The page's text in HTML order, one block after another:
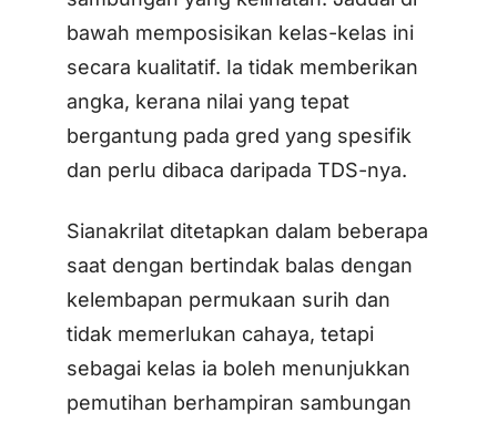
bawah memposisikan kelas-kelas ini
secara kualitatif. Ia tidak memberikan
angka, kerana nilai yang tepat
bergantung pada gred yang spesifik
dan perlu dibaca daripada TDS-nya.
Sianakrilat ditetapkan dalam beberapa
saat dengan bertindak balas dengan
kelembapan permukaan surih dan
tidak memerlukan cahaya, tetapi
sebagai kelas ia boleh menunjukkan
pemutihan berhampiran sambungan